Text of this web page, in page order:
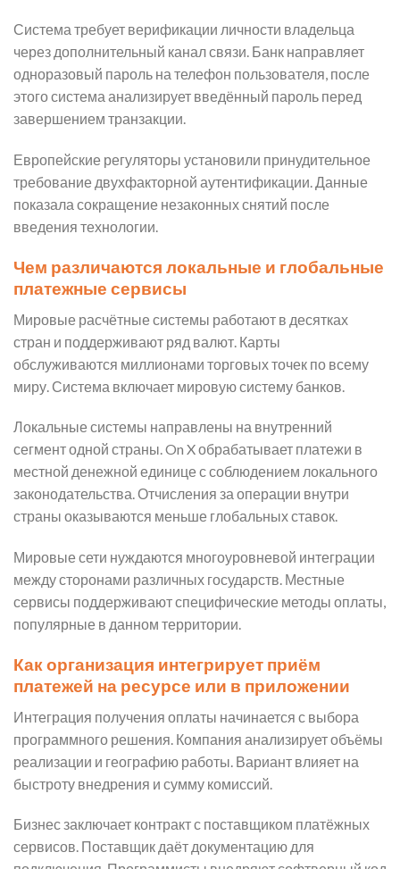
Система требует верификации личности владельца
через дополнительный канал связи. Банк направляет
одноразовый пароль на телефон пользователя, после
этого система анализирует введённый пароль перед
завершением транзакции.
Европейские регуляторы установили принудительное
требование двухфакторной аутентификации. Данные
показала сокращение незаконных снятий после
введения технологии.
Чем различаются локальные и глобальные
платежные сервисы
Мировые расчётные системы работают в десятках
стран и поддерживают ряд валют. Карты
обслуживаются миллионами торговых точек по всему
миру. Система включает мировую систему банков.
Локальные системы направлены на внутренний
сегмент одной страны. On X обрабатывает платежи в
местной денежной единице с соблюдением локального
законодательства. Отчисления за операции внутри
страны оказываются меньше глобальных ставок.
Мировые сети нуждаются многоуровневой интеграции
между сторонами различных государств. Местные
сервисы поддерживают специфические методы оплаты,
популярные в данном территории.
Как организация интегрирует приём
платежей на ресурсе или в приложении
Интеграция получения оплаты начинается с выбора
программного решения. Компания анализирует объёмы
реализации и географию работы. Вариант влияет на
быстроту внедрения и сумму комиссий.
Бизнес заключает контракт с поставщиком платёжных
сервисов. Поставщик даёт документацию для